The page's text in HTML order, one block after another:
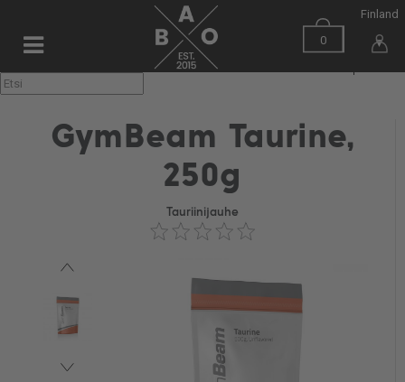
0
Finland
▼
GymBeam Taurine,
250g
Tauriinijauhe